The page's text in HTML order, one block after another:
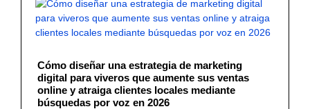
Cómo diseñar una estrategia de marketing
digital para viveros que aumente sus ventas
online y atraiga clientes locales mediante
búsquedas por voz en 2026